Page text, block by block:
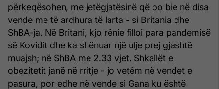
përkeqësohen, me jetëgjatësinë që po bie në disa
vende me të ardhura të larta - si Britania dhe
ShBA-ja. Në Britani, kjo rënie filloi para pandemisë
së Kovidit dhe ka shënuar një ulje prej gjashtë
muajsh; në ShBA me 2.33 vjet. Shkallët e
obezitetit janë në rritje - jo vetëm në vendet e
pasura, por edhe në vende si Gana ku është